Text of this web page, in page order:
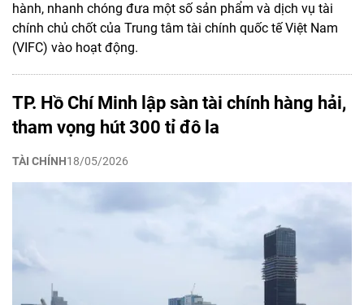
hành, nhanh chóng đưa một số sản phẩm và dịch vụ tài
chính chủ chốt của Trung tâm tài chính quốc tế Việt Nam
(VIFC) vào hoạt động.
TP. Hồ Chí Minh lập sàn tài chính hàng hải,
tham vọng hút 300 tỉ đô la
TÀI CHÍNH18/05/2026